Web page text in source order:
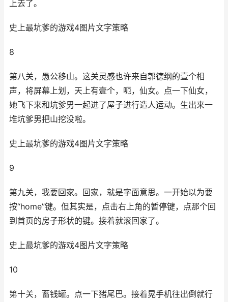
上去了。
史上最坑爹的游戏4图片文字策略
8
第八关，愚公移山。这关灵感也许来自郭德纲的壹个相
声，将屏幕上划，天上有壹个，呃，仙女。点一下仙女，
她飞下来和坑爹男一起进了屋子进行造人运动。生出来一
堆坑爹男把山挖没啦。
史上最坑爹的游戏4图片文字策略
9
第九关，我要回家。回家，就是字面意思。一开始以为要
按“home”键。但其实是，点击右上角的暂停键，点那个回
到首页的房子形状的键。接着就滚回家了。
史上最坑爹的游戏4图片文字策略
10
第十关，蓄钱罐。点一下猪尾巴。接着晃手机往出倒就行